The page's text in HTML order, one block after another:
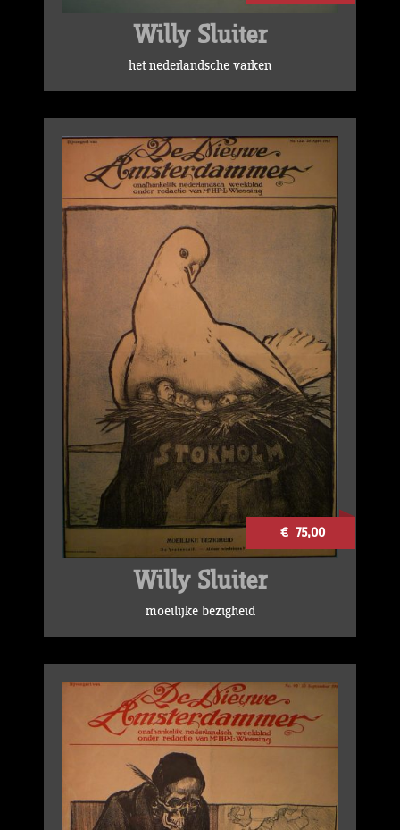
Willy Sluiter
het nederlandsche varken
€ 75,00
Willy Sluiter
moeilijke bezigheid